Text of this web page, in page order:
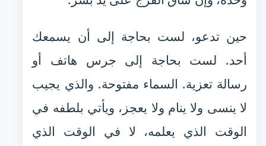
حين تدعو، لست بحاجة إلى أن يسمعك
أحد. لست بحاجة إلى جرس هاتف أو
رسالة تعزية. السماء مفتوحة. والذي يجيب
لا ينسى ولا ينام ولا يعجز، ويأتي بلطفه في
الوقت الذي يعلمه، لا في الوقت الذي